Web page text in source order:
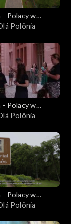
- Polacy w
Polônia
- Polacy w
Polônia
- Polacy w
Polônia